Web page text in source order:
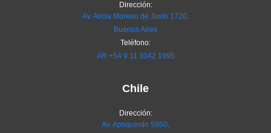
Dirección:
Av. Alicia Moreau de Justo 1720,
Buenos Aires
Teléfono:
AR +54 9 11 3042 1995
Chile
Dirección:
Av. Apoquindo 5950,